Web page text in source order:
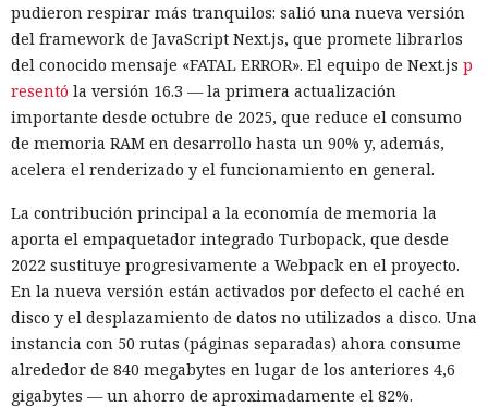
pudieron respirar más tranquilos: salió una nueva versión
del framework de JavaScript Next.js, que promete librarlos
del conocido mensaje «FATAL ERROR». El equipo de Next.js p
resentó la versión 16.3 — la primera actualización
importante desde octubre de 2025, que reduce el consumo
de memoria RAM en desarrollo hasta un 90% y, además,
acelera el renderizado y el funcionamiento en general.
La contribución principal a la economía de memoria la
aporta el empaquetador integrado Turbopack, que desde
2022 sustituye progresivamente a Webpack en el proyecto.
En la nueva versión están activados por defecto el caché en
disco y el desplazamiento de datos no utilizados a disco. Una
instancia con 50 rutas (páginas separadas) ahora consume
alrededor de 840 megabytes en lugar de los anteriores 4,6
gigabytes — un ahorro de aproximadamente el 82%.